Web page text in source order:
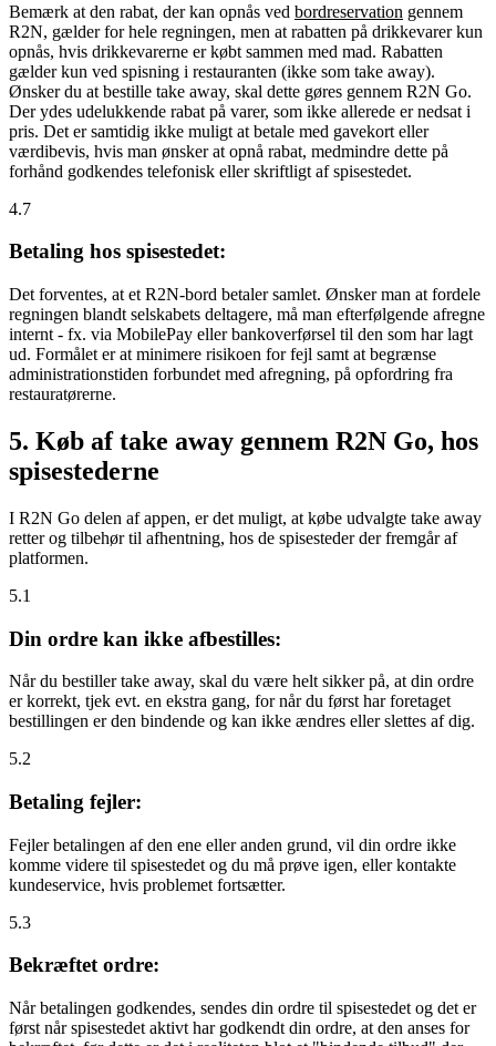
Bemærk at den rabat, der kan opnås ved bordreservation gennem
R2N, gælder for hele regningen, men at rabatten på drikkevarer kun
opnås, hvis drikkevarerne er købt sammen med mad. Rabatten
gælder kun ved spisning i restauranten (ikke som take away).
Ønsker du at bestille take away, skal dette gøres gennem R2N Go.
Der ydes udelukkende rabat på varer, som ikke allerede er nedsat i
pris. Det er samtidig ikke muligt at betale med gavekort eller
værdibevis, hvis man ønsker at opnå rabat, medmindre dette på
forhånd godkendes telefonisk eller skriftligt af spisestedet.
4.7
Betaling hos spisestedet:
Det forventes, at et R2N-bord betaler samlet. Ønsker man at fordele
regningen blandt selskabets deltagere, må man efterfølgende afregne
internt - fx. via MobilePay eller bankoverførsel til den som har lagt
ud. Formålet er at minimere risikoen for fejl samt at begrænse
administrationstiden forbundet med afregning, på opfordring fra
restauratørerne.
5. Køb af take away gennem R2N Go, hos
spisestederne
I R2N Go delen af appen, er det muligt, at købe udvalgte take away
retter og tilbehør til afhentning, hos de spisesteder der fremgår af
platformen.
5.1
Din ordre kan ikke afbestilles:
Når du bestiller take away, skal du være helt sikker på, at din ordre
er korrekt, tjek evt. en ekstra gang, for når du først har foretaget
bestillingen er den bindende og kan ikke ændres eller slettes af dig.
5.2
Betaling fejler:
Fejler betalingen af den ene eller anden grund, vil din ordre ikke
komme videre til spisestedet og du må prøve igen, eller kontakte
kundeservice, hvis problemet fortsætter.
5.3
Bekræftet ordre:
Når betalingen godkendes, sendes din ordre til spisestedet og det er
først når spisestedet aktivt har godkendt din ordre, at den anses for